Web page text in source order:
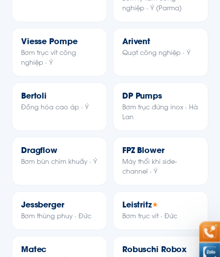
nghiệp · Ý (Parma)
Viesse Pompe
Bơm trục vít công
nghiệp · Ý
Arivent
Quạt công nghiệp · Ý
Bertoli
Đồng hóa cao áp · Ý
DP Pumps
Bơm trục đứng inox · Hà
Lan
Dragflow
Bơm bùn chìm khuấy · Ý
FPZ Blower
Máy thổi khí side-
channel · Ý
Jessberger
Bơm thùng phuy · Đức
Leistritz★
Bơm trục vít · Đức
Matec Robuschi Robox